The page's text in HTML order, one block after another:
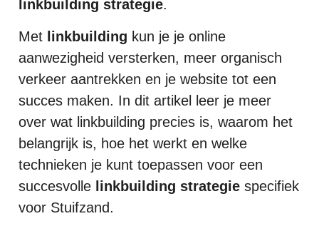
linkbuilding strategie.
Met linkbuilding kun je je online
aanwezigheid versterken, meer organisch
verkeer aantrekken en je website tot een
succes maken. In dit artikel leer je meer
over wat linkbuilding precies is, waarom het
belangrijk is, hoe het werkt en welke
technieken je kunt toepassen voor een
succesvolle linkbuilding strategie specifiek
voor Stuifzand.